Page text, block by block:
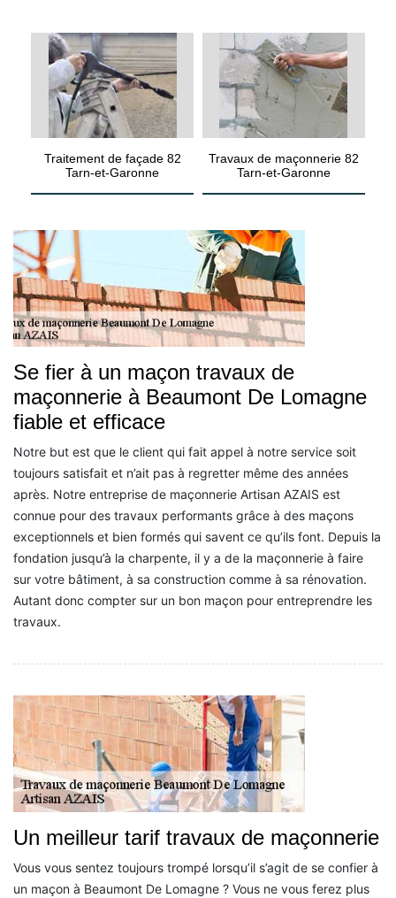
Traitement de façade 82
Tarn-et-Garonne
Travaux de maçonnerie 82
Tarn-et-Garonne
Se fier à un maçon travaux de
maçonnerie à Beaumont De Lomagne
fiable et efficace
Notre but est que le client qui fait appel à notre service soit
toujours satisfait et n’ait pas à regretter même des années
après. Notre entreprise de maçonnerie Artisan AZAIS est
connue pour des travaux performants grâce à des maçons
exceptionnels et bien formés qui savent ce qu’ils font. Depuis la
fondation jusqu’à la charpente, il y a de la maçonnerie à faire
sur votre bâtiment, à sa construction comme à sa rénovation.
Autant donc compter sur un bon maçon pour entreprendre les
travaux.
Un meilleur tarif travaux de maçonnerie
Vous vous sentez toujours trompé lorsqu’il s’agit de se confier à
un maçon à Beaumont De Lomagne ? Vous ne vous ferez plus